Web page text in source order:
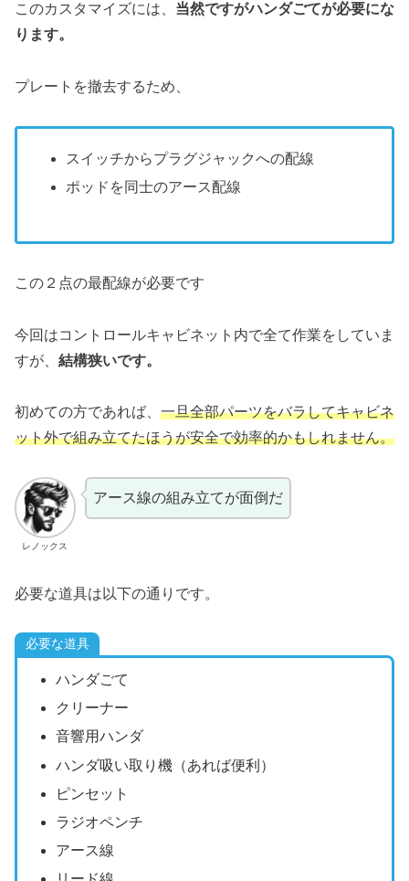
このカスタマイズには、 当然ですがハンダごてが必要にな
ります。
プレートを撤去するため、
スイッチからプラグジャックへの配線
ポッドを同士のアース配線
この２点の最配線が必要です
今回はコントロールキャビネット内で全て作業をしていま
すが、 結構狭いです。
初めての方であれば、 一旦全部パーツをバラしてキャビネ
ット外で組み立てたほうが安全で効率的かもしれません。
レノックス
アース線の組み立てが面倒だ
必要な道具は以下の通りです。
必要な道具
ハンダごて
クリーナー
音響用ハンダ
ハンダ吸い取り機（あれば便利）
ピンセット
ラジオペンチ
アース線